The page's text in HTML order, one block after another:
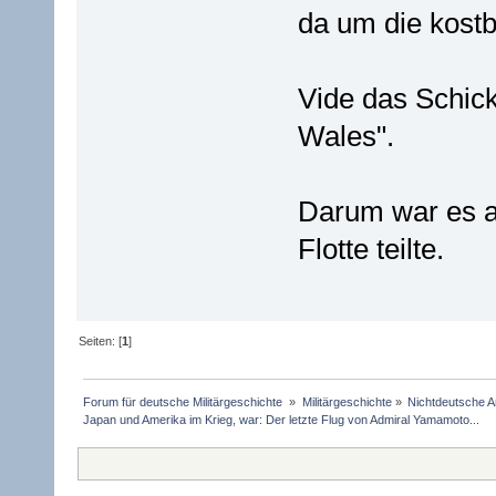
da um die
Vide das
Wales".
Darum war es
Flotte teilte.
Seiten: [1]
Forum für deutsche Militärgeschichte » Militärgeschichte» Nichtdeutsche
Japan und Amerika im Krieg, war: Der letzte Flug von Admiral Yamamoto...